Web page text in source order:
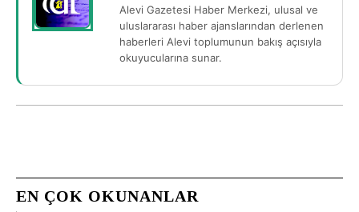
Alevi Gazetesi Haber Merkezi, ulusal ve
uluslararası haber ajanslarından derlenen
haberleri Alevi toplumunun bakış açısıyla
okuyucularına sunar.
EN ÇOK OKUNANLAR